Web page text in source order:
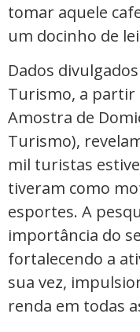
tomar aquele
um docinho de
Dados
Turismo, a partir
Amostra de
Turismo),
mil turistas
tiveram como
esportes. A
importância do
fortalecendo a
sua vez,
renda em todas